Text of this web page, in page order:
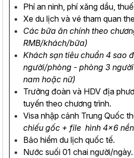
Phí an ninh, phí xăng dầu,
Xe du lịch và vé tham quan
Các bữa ăn chính theo
RMB/khách/bữa)
Khách sạn tiêu chuẩn 4 sao
người/phòng - phòng 3
nam hoặc nữ)
Trưởng đoàn và HDV địa
tuyến theo chương trình.
Visa nhập cảnh Trung Quốc
chiếu gốc + file hình 4x6
Bảo hiểm du lịch quốc tế.
Nước suối 01 chai người/ngày.